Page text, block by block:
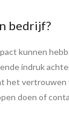
bedrijf?
kunnen
indruk
doen of